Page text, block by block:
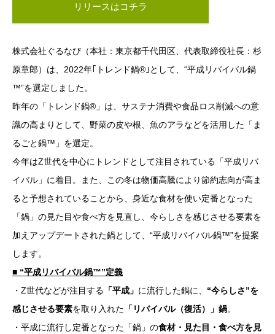
リリースはコチラ
株式会社ぐるなび（本社：東京都千代田区、代表取締役社長：杉
原章郎）は、2022年｢トレンド鍋®｣として、“平成リバイバル鍋
™”を選定しました。
昨年の「トレンド鍋®」は、サステナ消費や食品ロス削減への意
識の高まりとして、野菜の皮や根、魚のアラなどを活用した「ま
るごと鍋™」を選定。
今年はZ世代を中心にトレンドとして注目されている「平成リバ
イバル」に着目。また、この冬は物価高騰により節約志向が高ま
ると予想されていることから、身近な食材を使い定番となった
「鍋」の見た目や食べ方を見直し、今らしさを感じさせる要素を
加えアップデートされた鍋として、“平成リバイバル鍋™”を提案
します。
■ “平成リバイバル鍋™”定義
・Z世代などが注目する 「平成」 に流行した鍋に、 “今らしさ”を
感じさせる要素を取り入れた 「リバイバル（復活）」鍋。
・平成に流行し定番となった「鍋」の食材・見た目・食べ方を見